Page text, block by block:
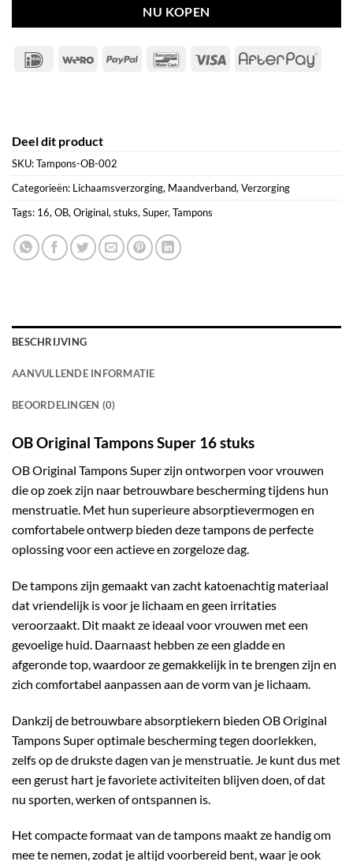
NU KOPEN
IDeal Wero PayPal Bancontact
Visa
Deel dit product
SKU:Tampons-OB-002
Categorieën: Lichaamsverzorging, Maandverband,Verzorging
Tags: 16,OB,Original,stuks,Super,Tampons
BESCHRIJVING
AANVULLENDE INFORMATIE
BEOORDELINGEN (0)
OB Original Tampons Super 16 stuks
OB Original Tampons Super zijn ontworpen voor vrouwen
die op zoek zijn naar betrouwbare bescherming tijdens hun
menstruatie. Met hun superieure absorptievermogen en
comfortabele ontwerp bieden deze tampons de perfecte
oplossing voor een actieve en zorgeloze dag.
De tampons zijn gemaakt van zacht katoenachtig materiaal
dat vriendelijk is voor je lichaam en geen irritaties
veroorzaakt. Dit maakt ze ideaal voor vrouwen met een
gevoelige huid. Daarnaast hebben ze een gladde en
afgeronde top, waardoor ze gemakkelijk in te brengen zijn en
zich comfortabel aanpassen aan de vorm van je lichaam.
Dankzij de betrouwbare absorptiekern bieden OB Original
Tampons Super optimale bescherming tegen doorlekken,
zelfs op de drukste dagen van je menstruatie. Je kunt dus met
een gerust hart je favoriete activiteiten blijven doen, of dat
nu sporten, werken of ontspannen is.
Het compacte formaat van de tampons maakt ze handig om
mee te nemen, zodat je altijd voorbereid bent, waar je ook